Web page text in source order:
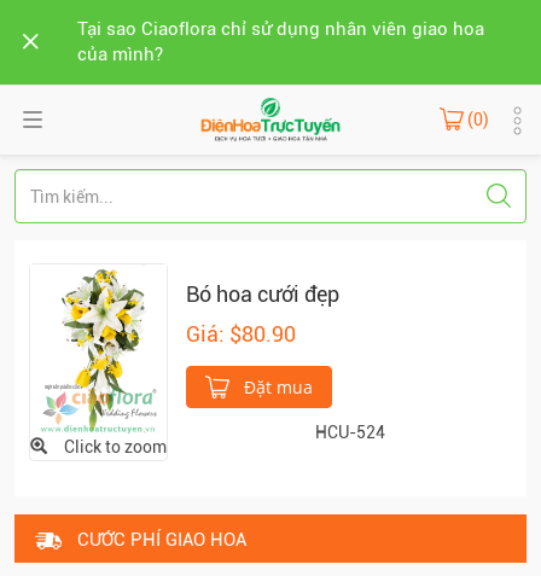
Tại sao Ciaoflora chỉ sử dụng nhân viên giao hoa
của mình?
(0)
Click to zoom
Bó hoa cưới đẹp
Giá: $80.90
Đặt mua
HCU-524
CƯỚC PHÍ GIAO HOA